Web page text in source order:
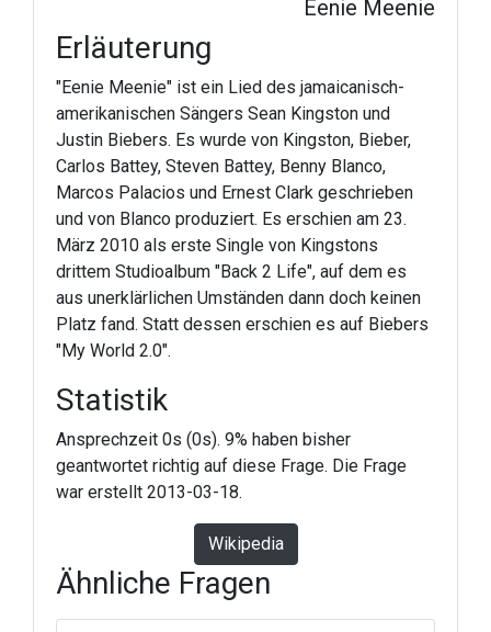
Eenie Meenie
Erläuterung
"Eenie Meenie" ist ein Lied des jamaicanisch-
amerikanischen Sängers Sean Kingston und
Justin Biebers. Es wurde von Kingston, Bieber,
Carlos Battey, Steven Battey, Benny Blanco,
Marcos Palacios und Ernest Clark geschrieben
und von Blanco produziert. Es erschien am 23.
März 2010 als erste Single von Kingstons
drittem Studioalbum "Back 2 Life", auf dem es
aus unerklärlichen Umständen dann doch keinen
Platz fand. Statt dessen erschien es auf Biebers
"My World 2.0".
Statistik
Ansprechzeit 0s (0s). 9% haben bisher
geantwortet richtig auf diese Frage. Die Frage
war erstellt 2013-03-18.
Wikipedia
Ähnliche Fragen